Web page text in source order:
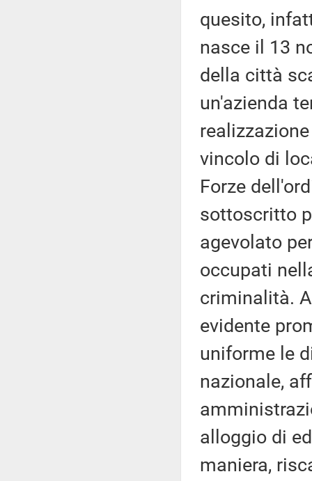
quesito,
nasce il 13
della città
un'azienda
vincolo di
Forze
sottoscritto
agevolato
occupati
criminalità.
evidente
uniforme le
nazionale,
alloggio di
maniera,